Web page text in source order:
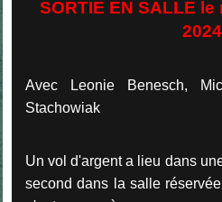
SORTIE EN SALLE
2024
Avec Leonie Benesch,
Stachowiak
Un vol d'argent a lieu dans
second dans la salle